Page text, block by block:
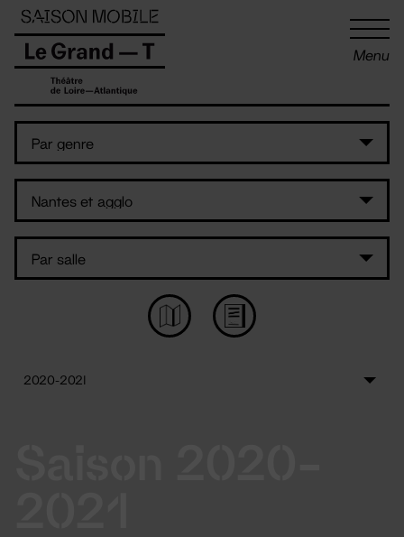
Menu
Panneau de gestion des cookies